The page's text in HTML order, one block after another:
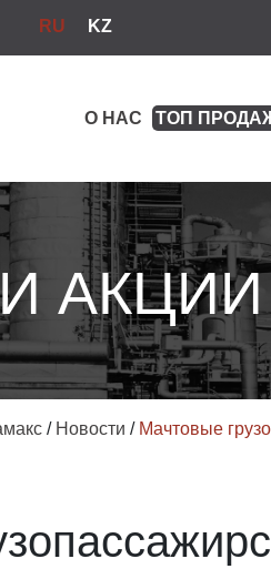
RU KZ
О НАС ТОП
АКЦИИ
/ Новости / Мачтовые